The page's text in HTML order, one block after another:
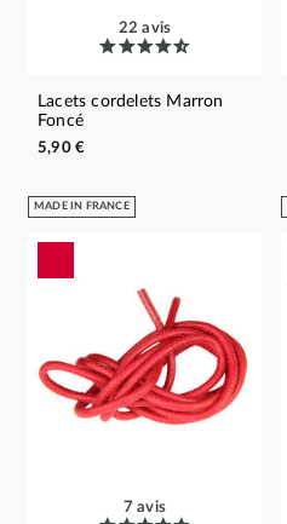
22 avis
Lacets cordelets Marron
Foncé
5,90 €
MADE IN FRANCE
7 avis